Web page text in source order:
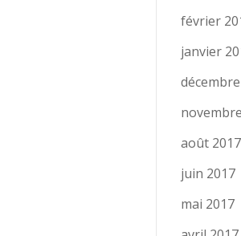
février
janvier
août 2017
juin 2017
mai 2017